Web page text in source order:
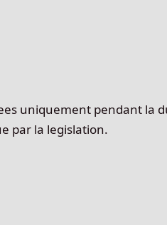
uniquement pendant la
par la legislation.